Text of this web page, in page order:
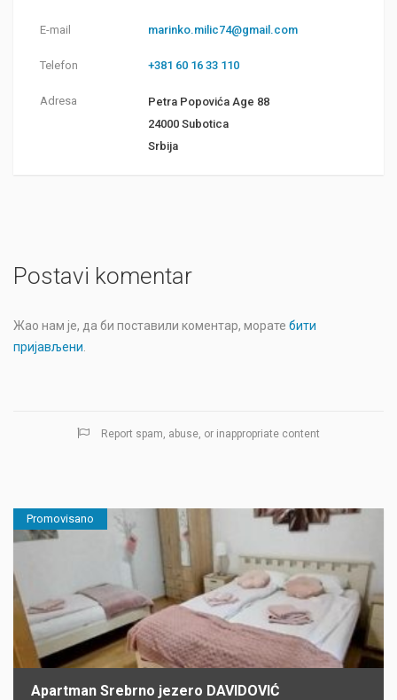
E-mail marinko.milic74@gmail.com
Telefon +381 60 16 33 110
Adresa
Petra Popovića Age 88
24000 Subotica
Srbija
Postavi komentar
Жао нам је, да би поставили коментар, морате бити
пријављени
Report spam, abuse, or inappropriate content
Promovisano
Apartman Srebrno jezero DAVIDOVIĆ